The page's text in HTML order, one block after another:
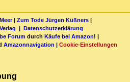
| Zum Tode Jürgen Küßners |
| Datenschutzerklärung
Forum durch Käufe bei Amazon! |
Amazonnavigation | Cookie-Einstellungen